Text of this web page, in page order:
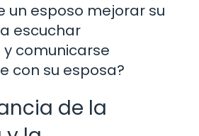
un esposo mejorar su
escuchar
comunicarse
con su esposa?
de la